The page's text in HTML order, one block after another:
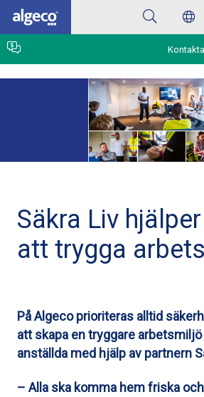
Hoppa
huvudinnehåll
Säkra Liv
att trygga
På Algeco prioriteras alltid
att skapa en tryggare
anställda med hjälp av partnern
– Alla ska komma hem friska